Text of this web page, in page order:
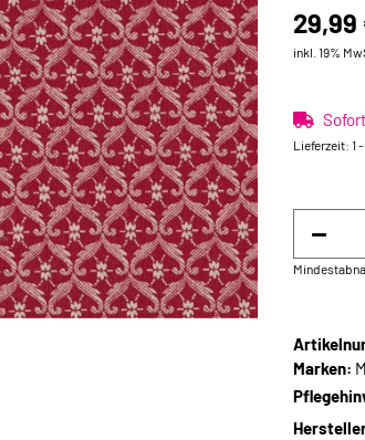
29,99
inkl. 19%
Lieferzeit: 1
Marken: